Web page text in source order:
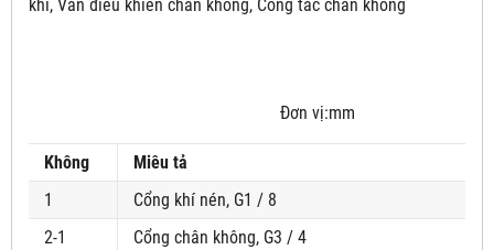
khí, Van điều khiển chân không, Công tắc chân không
Đơn vị:mm
Không
Miêu tả
1
Cổng khí nén, G1 / 8
2-1
Cổng chân không, G3 / 4